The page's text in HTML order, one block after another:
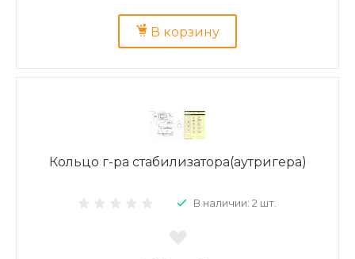
В корзину
Кольцо г-ра стабилизатора(аутригера)
В наличии: 2 шт.